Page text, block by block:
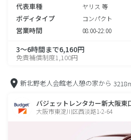
代表車種 ヤリス 等
ボディタイプ コンパクト
営業時間 08:00-22:00
3～6時間まで6,160円
免責補償制度1,100円
新北野老人会館老人憩の家から
バジェットレンタカー新大阪東
大阪市東淀川区西淡路1-2-64